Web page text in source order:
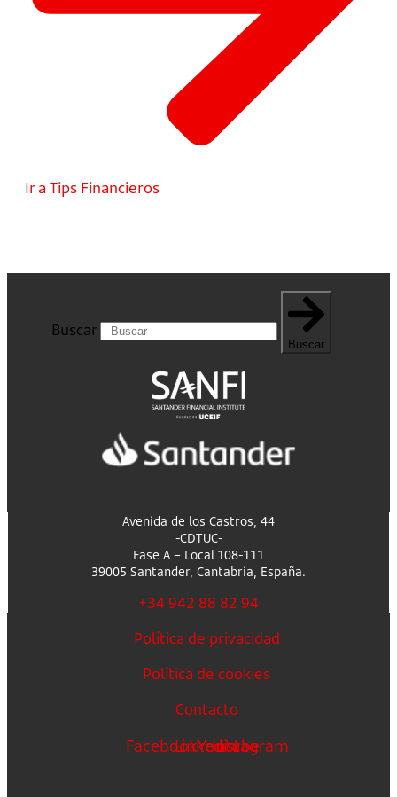
Ir a Tips Financieros
Buscar
Buscar
Avenida de los Castros, 44
-CDTUC-
Fase A – Local 108-111
39005 Santander, Cantabria, España.
+34 942 88 82 94
Política de privacidad
Política de cookies
Contacto
FacebookLinkedin
Youtube
Instagram